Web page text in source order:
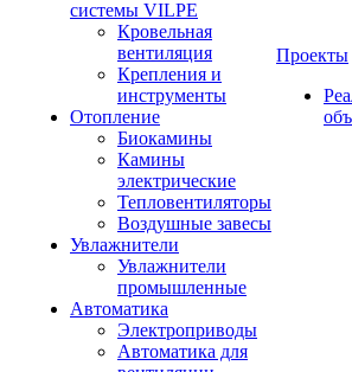
системы VILPE
Кровельная
вентиляция
Крепления и
инструменты
Отопление
Биокамины
Камины
электрические
Тепловентиляторы
Воздушные завесы
Увлажнители
Увлажнители
промышленные
Автоматика
Электроприводы
Автоматика для
Проекты